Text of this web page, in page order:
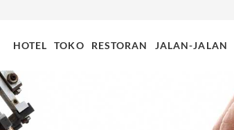
HOTEL TOKO RESTORAN JALAN-JALAN